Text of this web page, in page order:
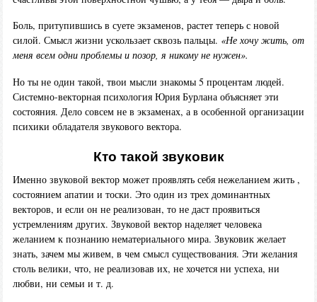
Боль, притупившись в суете экзаменов, растет теперь с новой
силой. Смысл жизни ускользает сквозь пальцы. «Не хочу жить, от
меня всем одни проблемы и позор, я никому не нужен».
Но ты не один такой, твои мысли знакомы 5 процентам людей.
Системно-векторная психология Юрия Бурлана объясняет эти
состояния. Дело совсем не в экзаменах, а в особенной организации
психики обладателя звукового вектора.
Кто такой звуковик
Именно звуковой вектор может проявлять себя нежеланием жить ,
состоянием апатии и тоски. Это один из трех доминантных
векторов, и если он не реализован, то не даст проявиться
устремлениям других. Звуковой вектор наделяет человека
желанием к познанию нематериального мира. Звуковик желает
знать, зачем мы живем, в чем смысл существования. Эти желания
столь велики, что, не реализовав их, не хочется ни успеха, ни
любви, ни семьи и т. д.